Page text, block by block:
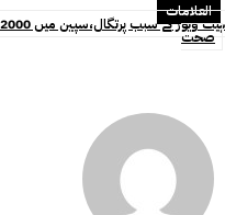
العلامات
صحت